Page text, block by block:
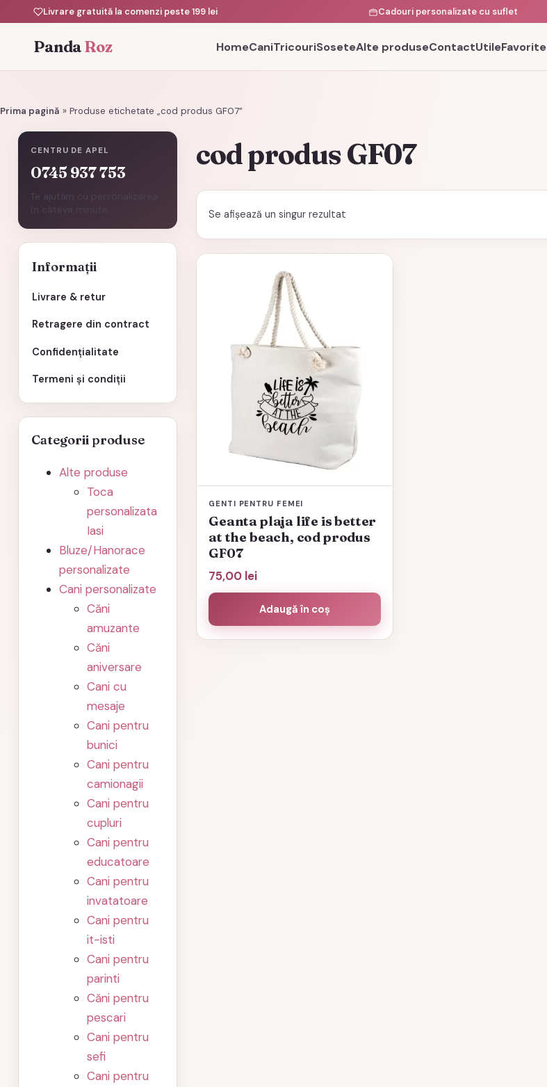
Livrare gratuită la comenzi peste 199 lei Cadouri personalizate cu suflet
PandaRoz HomeCaniTricouriSoseteAlte produseContactUtileFavorite
Prima pagină » Produse etichetate „cod produs GF07”
CENTRU DE APEL
0745 937 753
Te ajutăm cu personalizarea
în câteva minute.
Informații
Livrare & retur
Retragere din contract
Confidențialitate
Termeni și condiții
Categorii produse
Alte produse
Toca
personalizata
Iasi
Bluze/Hanorace
personalizate
Cani personalizate
Căni
amuzante
Căni
aniversare
Cani cu
mesaje
Cani pentru
bunici
Cani pentru
camionagii
Cani pentru
cupluri
Cani pentru
educatoare
Cani pentru
invatatoare
Cani pentru
it-isti
Cani pentru
parinti
Căni pentru
pescari
Cani pentru
sefi
Cani pentru
cod produs GF07
Se afișează un singur rezultat
GENTI PENTRU FEMEI
Geanta plaja life is better
at the beach, cod produs
GF07
75,00 lei
Adaugă în coș